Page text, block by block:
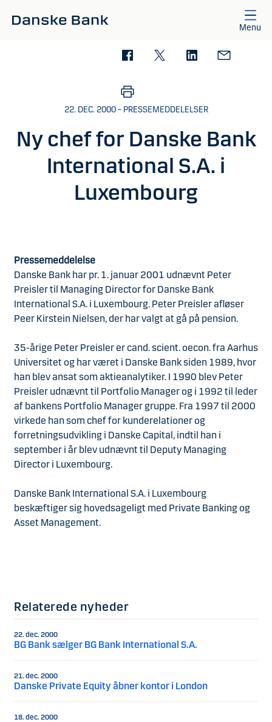
Menu
22. DEC. 2000 – PRESSEMEDDELELSER
Ny chef for Danske Bank
International S.A. i
Luxembourg
Pressemeddelelse
Danske Bank har pr. 1. januar 2001 udnævnt Peter
Preisler til Managing Director for Danske Bank
International S.A. i Luxembourg. Peter Preisler afløser
Peer Kirstein Nielsen, der har valgt at gå på pension.
35-årige Peter Preisler er cand. scient. oecon. fra Aarhus
Universitet og har været i Danske Bank siden 1989, hvor
han blev ansat som aktieanalytiker. I 1990 blev Peter
Preisler udnævnt til Portfolio Manager og i 1992 til leder
af bankens Portfolio Manager gruppe. Fra 1997 til 2000
virkede han som chef for kunderelationer og
forretningsudvikling i Danske Capital, indtil han i
september i år blev udnævnt til Deputy Managing
Director i Luxembourg.
Danske Bank International S.A. i Luxembourg
beskæftiger sig hovedsageligt med Private Banking og
Asset Management.
Relaterede nyheder
22. dec. 2000
BG Bank sælger BG Bank International S.A.
21. dec. 2000
Danske Private Equity åbner kontor i London
18. dec. 2000